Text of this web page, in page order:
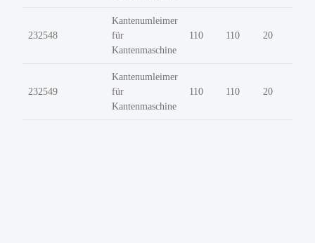
232548
Kantenumleimer
für
Kantenmaschine
110 110 20
232549
Kantenumleimer
für
Kantenmaschine
110 110 20